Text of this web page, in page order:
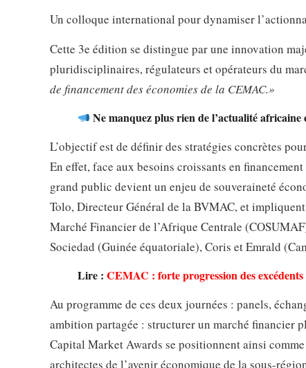
Un colloque international pour dynamiser
Cette 3e édition se distingue par une innovation
pluridisciplinaires, régulateurs et opérateurs du
de financement des économies de la CEMAC.»
Ne manquez plus rien de l’actualité
L’objectif est de définir des stratégies concrètes
En effet, face aux besoins croissants en
grand public devient un enjeu de souveraineté
Tolo, Directeur Général de la BVMAC, et
Marché Financier de l’Afrique Centrale
Sociedad (Guinée équatoriale), Coris et Emrald
Lire : CEMAC : forte progression des
Au programme de ces deux journées : panels,
ambition partagée : structurer un marché financier
Capital Market Awards se positionnent ainsi
architectes de l’avenir économique de la sous-